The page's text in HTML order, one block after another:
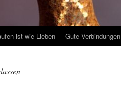
ist wie Lieben Gute Verbindungen